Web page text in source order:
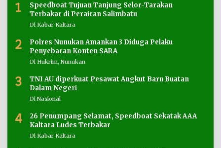
1
Speedboat Tujuan Tanjung Selor-Tarakan
Terbakar di Perairan Salimbatu
Di Kabar Kaltara
2
Polres Nunukan Amankan 3 Diduga Pelaku
Penyebaran Konten SARA
Di Hukrim, Nunukan
3
TNI AU diperkuat Pesawat Angkut Baru Buatan
Dalam Negeri
Di Nasional
4
26 Penumpang Selamat, Speedboat Sekatak AAA
Kaltara Ludes Terbakar
Di Kabar Kaltara